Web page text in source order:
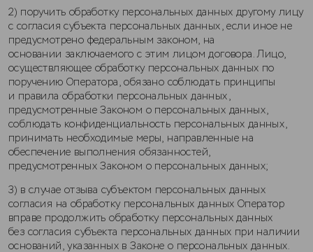
2) поручить обработку персональных данных другому лицу
с согласия субъекта персональных данных, если иное не
предусмотрено федеральным законом, на
основании заключаемого с этим лицом договора. Лицо,
осуществляющее обработку персональных данных по
поручению Оператора, обязано соблюдать принципы
и правила обработки персональных данных,
предусмотренные Законом о персональных данных,
соблюдать конфиденциальность персональных данных,
принимать необходимые меры, направленные на
обеспечение выполнения обязанностей,
предусмотренных Законом о персональных данных;
3) в случае отзыва субъектом персональных данных
согласия на обработку персональных данных Оператор
вправе продолжить обработку персональных данных
без согласия субъекта персональных данных при наличии
оснований, указанных в Законе о персональных данных.